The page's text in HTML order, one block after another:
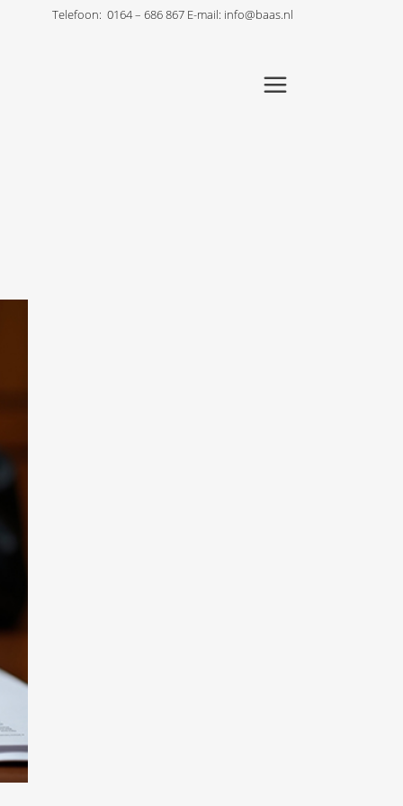
Telefoon: 0164 – 686 867 E-mail: info@baas.nl